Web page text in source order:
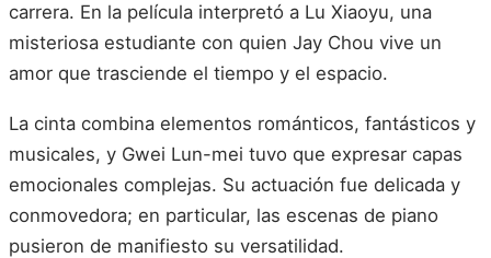
carrera. En la película interpretó a Lu Xiaoyu, una
misteriosa estudiante con quien Jay Chou vive un
amor que trasciende el tiempo y el espacio.
La cinta combina elementos románticos, fantásticos y
musicales, y Gwei Lun-mei tuvo que expresar capas
emocionales complejas. Su actuación fue delicada y
conmovedora; en particular, las escenas de piano
pusieron de manifiesto su versatilidad.